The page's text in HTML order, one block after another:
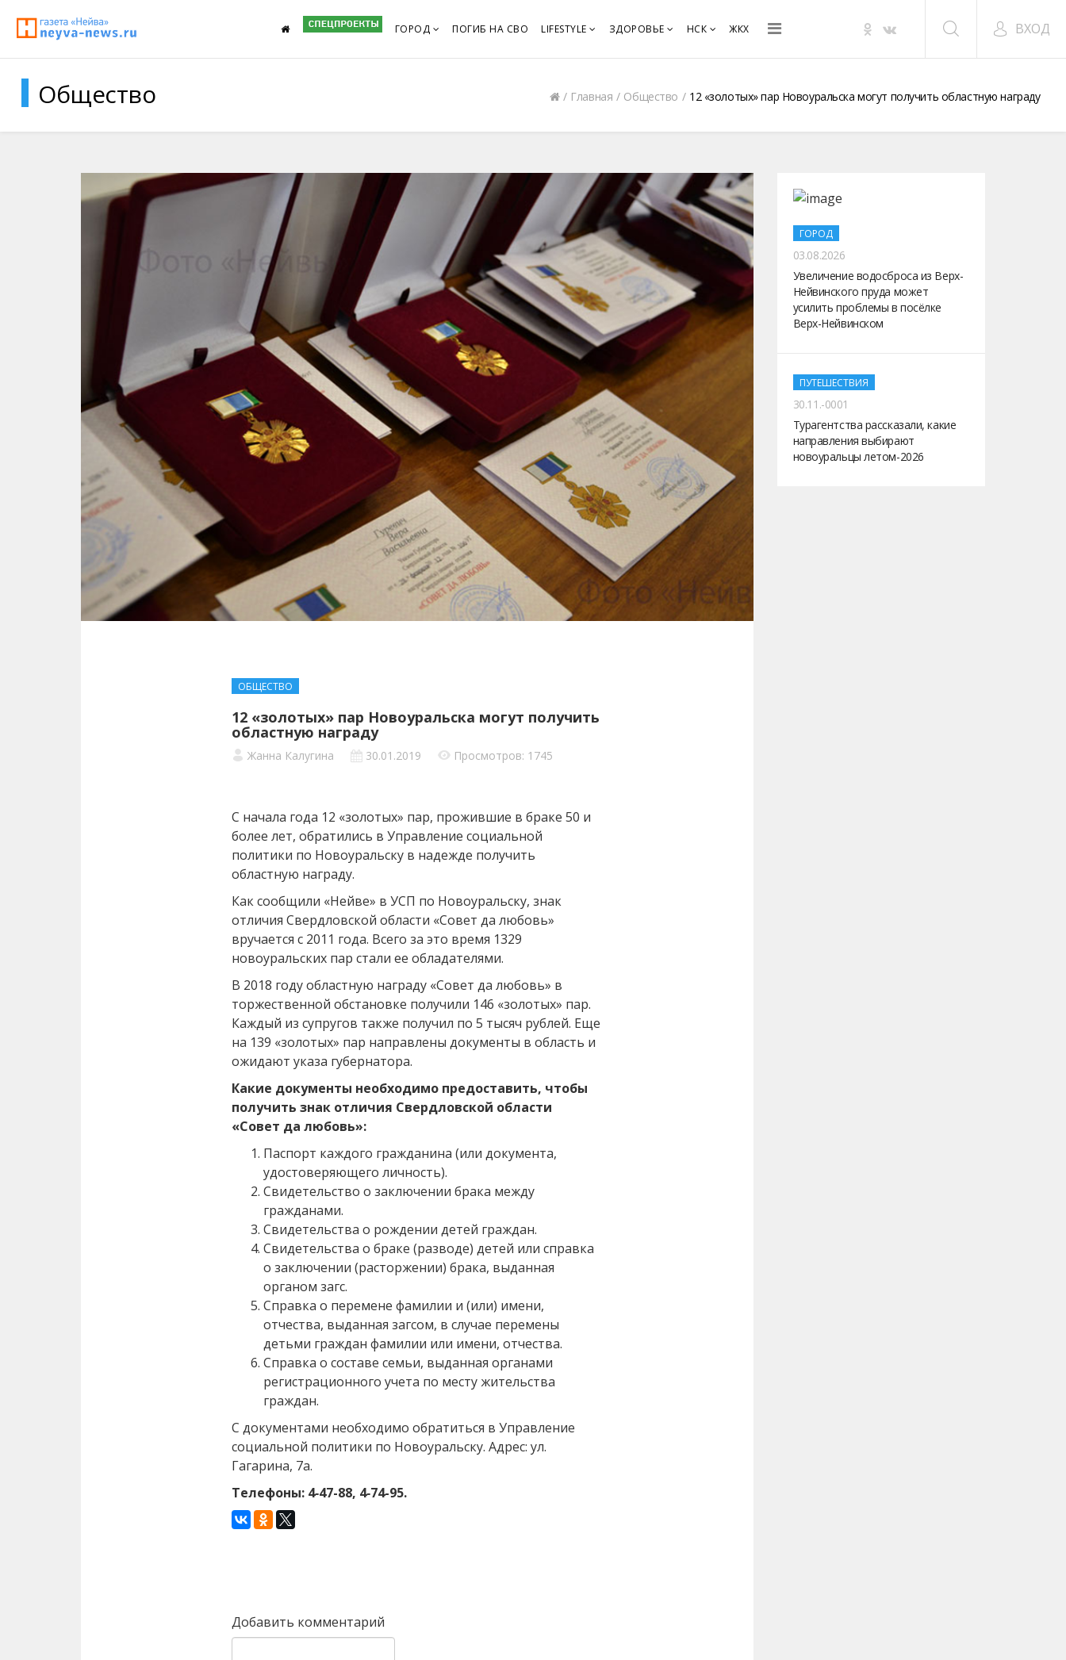
ГОРОД ПОГИБ НА СВО LIFESTYLE ЗДОРОВЬЕ НСК ЖКХ ВХОД
Общество Главная Общество 12 «золотых» пар Новоуральска могут получить областную награду
ОБЩЕСТВО
12 «золотых» пар Новоуральска могут получить
областную награду
Жанна Калугина 30.01.2019 Просмотров: 1745
С начала года 12 «золотых» пар, прожившие в браке 50 и
более лет, обратились в Управление социальной
политики по Новоуральску в надежде получить
областную награду.
Как сообщили «Нейве» в УСП по Новоуральску, знак
отличия Свердловской области «Совет да любовь»
вручается с 2011 года. Всего за это время 1329
новоуральских пар стали ее обладателями.
В 2018 году областную награду «Совет да любовь» в
торжественной обстановке получили 146 «золотых» пар.
Каждый из супругов также получил по 5 тысяч рублей. Еще
на 139 «золотых» пар направлены документы в область и
ожидают указа губернатора.
Какие документы необходимо предоставить, чтобы
получить знак отличия Свердловской области
«Совет да любовь»:
Паспорт каждого гражданина (или документа,
удостоверяющего личность).
Свидетельство о заключении брака между
гражданами.
Свидетельства о рождении детей граждан.
Свидетельства о браке (разводе) детей или справка
о заключении (расторжении) брака, выданная
органом загс.
Справка о перемене фамилии и (или) имени,
отчества, выданная загсом, в случае перемены
детьми граждан фамилии или имени, отчества.
Справка о составе семьи, выданная органами
регистрационного учета по месту жительства
граждан.
С документами необходимо обратиться в Управление
социальной политики по Новоуральску. Адрес: ул.
Гагарина, 7а.
Телефоны: 4‑47-88, 4‑74-95.
Добавить комментарий
ГОРОД
03.08.2026
Увеличение водосброса из Верх-
Нейвинского пруда может
усилить проблемы в посёлке
Верх-Нейвинском
ПУТЕШЕСТВИЯ
30.11.-0001
Турагентства рассказали, какие
направления выбирают
новоуральцы летом-2026